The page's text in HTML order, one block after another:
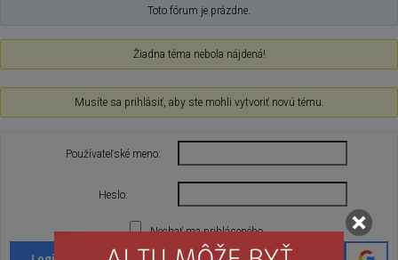
Toto fórum je prázdne.
Žiadna téma nebola nájdená!
Musíte sa prihlásiť, aby ste mohli vytvoriť novú tému.
Používateľské meno:
Heslo:
Nechať ma prihláseného